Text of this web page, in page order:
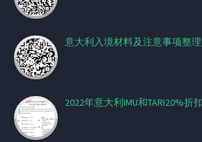
意大利入境材料及注意事项整
2022年意大利IMU和TARI20%折